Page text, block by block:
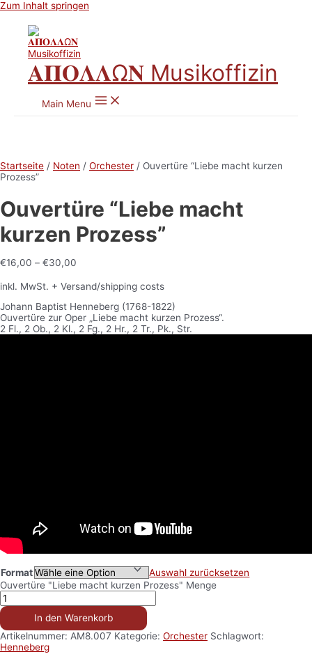
Zum Inhalt springen
𝚨𝚷𝚶𝚲𝚲Ω𝚴 Musikoffizin
Main Menu
Startseite / Noten / Orchester / Ouvertüre “Liebe macht kurzen
Prozess”
Ouvertüre “Liebe macht
kurzen Prozess”
€16,00 – €30,00
inkl. MwSt. + Versand/shipping costs
Johann Baptist Henneberg (1768-1822)
Ouvertüre zur Oper „Liebe macht kurzen Prozess“.
2 Fl., 2 Ob., 2 Kl., 2 Fg., 2 Hr., 2 Tr., Pk., Str.
Format
Auswahl zurücksetzen
Ouvertüre "Liebe macht kurzen Prozess" Menge
In den Warenkorb
Artikelnummer: AM8.007 Kategorie: Orchester Schlagwort:
Henneberg